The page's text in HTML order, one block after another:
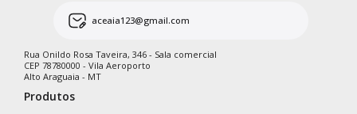
aceaia123@gmail.com
Rua Onildo Rosa Taveira, 346 - Sala comercial
CEP 78780000 - Vila Aeroporto
Alto Araguaia - MT
Produtos